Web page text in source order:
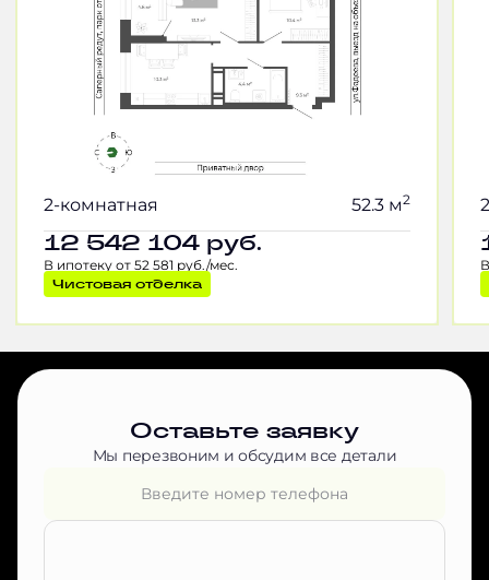
2-комнатная 52.3 м2
12 542 104 руб.
В ипотеку от 52 581 руб./мес.
Чистовая отделка
Оставьте заявку
Мы перезвоним и обсудим все детали